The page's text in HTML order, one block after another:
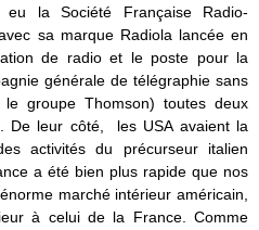
la Société Française Radio-
sa marque Radiola lancée en
de radio et le poste pour la
générale de télégraphie sans
groupe Thomson) toutes deux
De leur côté, les USA avaient la
activités du précurseur italien
a été bien plus rapide que nos
marché intérieur américain,
à celui de la France. Comme